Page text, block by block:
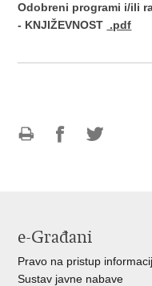
Odobreni programi i/ili
- KNJIŽEVNOST .pdf
e-Građani
Pravo na pristup
Sustav javne nabave